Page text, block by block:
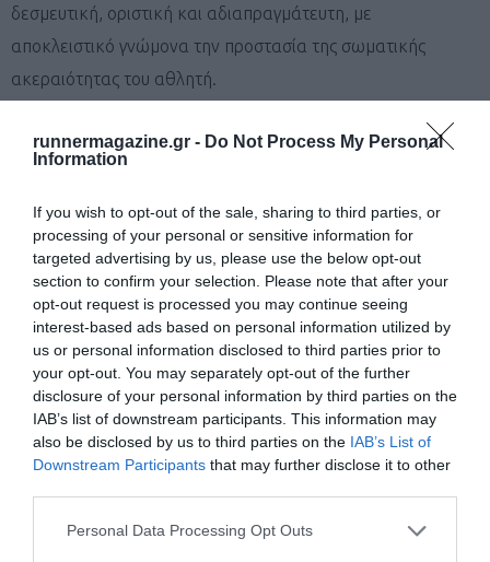
runnermagazine.gr - Do Not Process My Personal
Information
If you wish to opt-out of the sale, sharing to third parties, or
processing of your personal or sensitive information for
targeted advertising by us, please use the below opt-out
section to confirm your selection. Please note that after your
opt-out request is processed you may continue seeing
interest-based ads based on personal information utilized by
us or personal information disclosed to third parties prior to
your opt-out. You may separately opt-out of the further
disclosure of your personal information by third parties on the
IAB’s list of downstream participants. This information may
also be disclosed by us to third parties on the IAB’s List of
Downstream Participants that may further disclose it to other
Personal Data Processing Opt Outs
δεσμευτική, οριστική και αδιαπραγμάτευτη, με
αποκλειστικό γνώμονα την προστασία της σωματικής
ακεραιότητας του αθλητή.
Οι συμμετέχοντες λαμβάνουν μέρος στον αγώνα με δική
ίδιους. Απαραίτητη προϋπόθεση είναι να έχουν υποβληθεί
πρόσφατα σε κατάλληλες ιατρικές εξετάσεις.Οι
διοργανωτές και η Επιτροπή του Αγώνα δεν
ευθύνονται για τυχόν τραυματισμό, απώλεια ζωής ή
οποιαδήποτε βλάβη της υγείας των αγωνιζομένων.
9. ΕΠΙΚΟΙΝΩΝΙΑ & ΠΛΗΡΟΦΟΡΙΕΣ
Για οποιαδήποτε διευκρίνιση ή πληροφορία, μπορείτε να
επικοινωνείτε με τη διοργάνωση: